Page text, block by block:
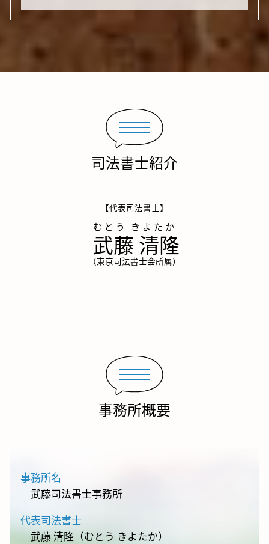
司法書士紹介
【代表司法書士】
武藤 清隆
（東京司法書士会所属）
事務所概要
事務所名
武藤司法書士事務所
代表司法書士
武藤 清隆（むとう きよたか）